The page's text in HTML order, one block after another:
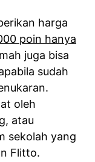
harga
poin hanya
juga bisa
sudah
oleh
atau
sekolah yang
Flitto.